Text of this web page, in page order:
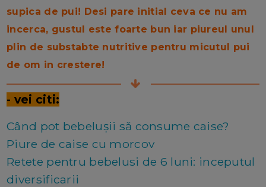
supica de pui! Desi pare initial ceva ce nu am
incerca, gustul este foarte bun iar piureul unul
plin de substabte nutritive pentru micutul pui
de om in crestere!
- vei citi:
Când pot bebelușii să consume caise?
Piure de caise cu morcov
Retete pentru bebelusi de 6 luni: inceputul
diversificarii